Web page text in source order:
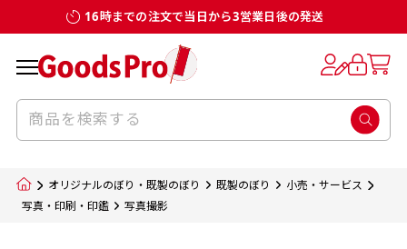
16時までの注文で当日から3営業日後の発送
オリジナルのぼり・既製のぼり 既製のぼり
小売・サービス
写真・印刷・印鑑
写真撮影